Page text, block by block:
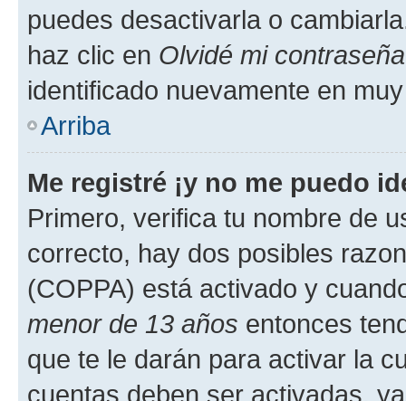
puedes desactivarla o
haz clic en Olvidé mi contraseña
identificado nuevamente en
Arriba
Me registré ¡y no me puedo
Primero, verifica tu nombre de
correcto, hay dos posibles
(COPPA) está activado y
menor de 13 años entonces
que te le darán para activar la
cuentas deben ser activadas,